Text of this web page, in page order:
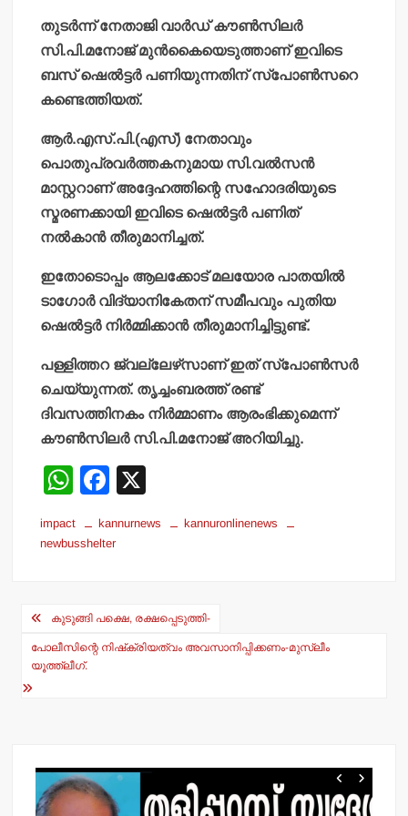
തുടര്‍ന്ന് നേതാജി വാര്‍ഡ് കൗണ്‍സിലര്‍
സി.പി.മനോജ് മുന്‍കൈയെടുത്താണ് ഇവിടെ
ബസ് ഷെല്‍ട്ടര്‍ പണിയുന്നതിന് സ്‌പോണ്‍സറെ
കണ്ടെത്തിയത്.
ആര്‍.എസ്.പി.(എസ്) നേതാവും
പൊതുപ്രവര്‍ത്തകനുമായ സി.വല്‍സന്‍
മാസ്റ്ററാണ് അദ്ദേഹത്തിന്റെ സഹോദരിയുടെ
സ്മരണക്കായി ഇവിടെ ഷെല്‍ട്ടര്‍ പണിത്
നല്‍കാന്‍ തീരുമാനിച്ചത്.
ഇതോടൊപ്പം ആലക്കോട് മലയോര പാതയില്‍
ടാഗോര്‍ വിദ്യാനികേതന് സമീപവും പുതിയ
ഷെല്‍ട്ടര്‍ നിര്‍മ്മിക്കാന്‍ തീരുമാനിച്ചിട്ടുണ്ട്.
പള്ളിത്തറ ജ്വല്ലേഴ്‌സാണ് ഇത് സ്‌പോണ്‍സര്‍
ചെയ്യുന്നത്. തൃച്ചംബരത്ത് രണ്ട്
ദിവസത്തിനകം നിര്‍മ്മാണം ആരംഭിക്കുമെന്ന്
കൗണ്‍സിലര്‍ സി.പി.മനോജ് അറിയിച്ചു.
W
at
p
p
F
c
o
o
impact kannurnews
kannuronlinenews
newbusshelter
Post
navigation
കുടുങ്ങി പക്ഷെ, രക്ഷപ്പെടുത്തി-
പോലീസിന്റെ നിഷ്‌ക്രിയത്വം അവസാനിപ്പിക്കണം-മുസ്ലീം
യൂത്ത്‌ലീഗ്.